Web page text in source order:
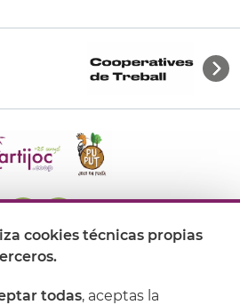
cookies técnicas propias
todas, aceptas la